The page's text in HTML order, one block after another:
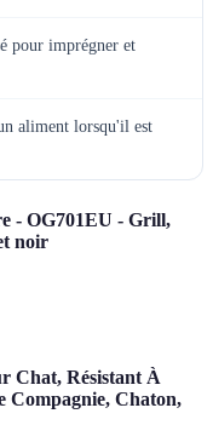
pour imprégner et
aliment lorsqu'il est
- OG701EU - Grill,
noir
Chat, Résistant À
Compagnie, Chaton,